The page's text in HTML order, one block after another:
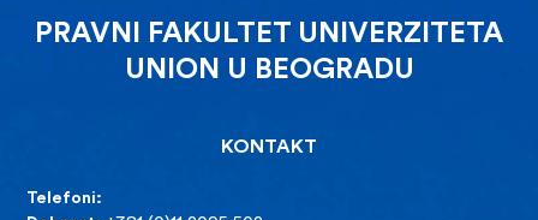
PRAVNI FAKULTET UNIVERZITETA
UNION U BEOGRADU
KONTAKT
Telefoni: